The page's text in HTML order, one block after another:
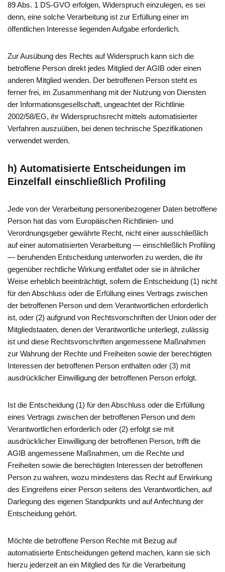
89 Abs. 1 DS-GVO erfolgen, Widerspruch einzulegen, es sei
denn, eine solche Verarbeitung ist zur Erfüllung einer im
öffentlichen Interesse liegenden Aufgabe erforderlich.
Zur Ausübung des Rechts auf Widerspruch kann sich die
betroffene Person direkt jedes Mitglied der AGIB oder einen
anderen Mitglied wenden. Der betroffenen Person steht es
ferner frei, im Zusammenhang mit der Nutzung von Diensten
der Informationsgesellschaft, ungeachtet der Richtlinie
2002/58/EG, ihr Widerspruchsrecht mittels automatisierter
Verfahren auszuüben, bei denen technische Spezifikationen
verwendet werden.
h) Automatisierte Entscheidungen im
Einzelfall einschließlich Profiling
Jede von der Verarbeitung personenbezogener Daten betroffene
Person hat das vom Europäischen Richtlinien- und
Verordnungsgeber gewährte Recht, nicht einer ausschließlich
auf einer automatisierten Verarbeitung — einschließlich Profiling
— beruhenden Entscheidung unterworfen zu werden, die ihr
gegenüber rechtliche Wirkung entfaltet oder sie in ähnlicher
Weise erheblich beeinträchtigt, sofern die Entscheidung (1) nicht
für den Abschluss oder die Erfüllung eines Vertrags zwischen
der betroffenen Person und dem Verantwortlichen erforderlich
ist, oder (2) aufgrund von Rechtsvorschriften der Union oder der
Mitgliedstaaten, denen der Verantwortliche unterliegt, zulässig
ist und diese Rechtsvorschriften angemessene Maßnahmen
zur Wahrung der Rechte und Freiheiten sowie der berechtigten
Interessen der betroffenen Person enthalten oder (3) mit
ausdrücklicher Einwilligung der betroffenen Person erfolgt.
Ist die Entscheidung (1) für den Abschluss oder die Erfüllung
eines Vertrags zwischen der betroffenen Person und dem
Verantwortlichen erforderlich oder (2) erfolgt sie mit
ausdrücklicher Einwilligung der betroffenen Person, trifft die
AGIB angemessene Maßnahmen, um die Rechte und
Freiheiten sowie die berechtigten Interessen der betroffenen
Person zu wahren, wozu mindestens das Recht auf Erwirkung
des Eingreifens einer Person seitens des Verantwortlichen, auf
Darlegung des eigenen Standpunkts und auf Anfechtung der
Entscheidung gehört.
Möchte die betroffene Person Rechte mit Bezug auf
automatisierte Entscheidungen geltend machen, kann sie sich
hierzu jederzeit an ein Mitglied des für die Verarbeitung